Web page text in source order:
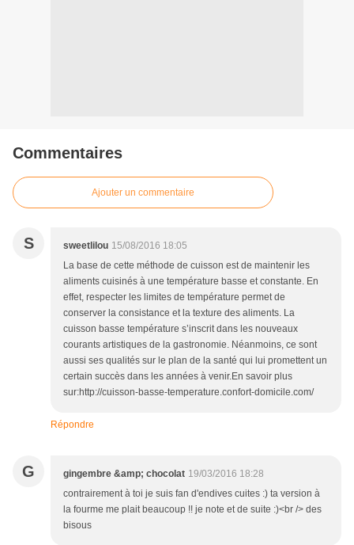
Commentaires
Ajouter un commentaire
S sweetlilou 15/08/2016 18:05
La base de cette méthode de cuisson est de maintenir les
aliments cuisinés à une température basse et constante. En
effet, respecter les limites de température permet de
conserver la consistance et la texture des aliments. La
cuisson basse température s’inscrit dans les nouveaux
courants artistiques de la gastronomie. Néanmoins, ce sont
aussi ses qualités sur le plan de la santé qui lui promettent un
certain succès dans les années à venir.En savoir plus
sur:http://cuisson-basse-temperature.confort-domicile.com/
Répondre
G gingembre &amp; chocolat 19/03/2016 18:28
contrairement à toi je suis fan d'endives cuites :) ta version à
la fourme me plait beaucoup !! je note et de suite :)<br /> des
bisous